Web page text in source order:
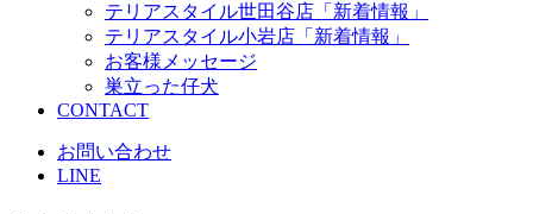
テリアスタイル世田谷店「新着情報」
テリアスタイル小岩店「新着情報」
お客様メッセージ
巣立った仔犬
CONTACT
お問い合わせ
LINE